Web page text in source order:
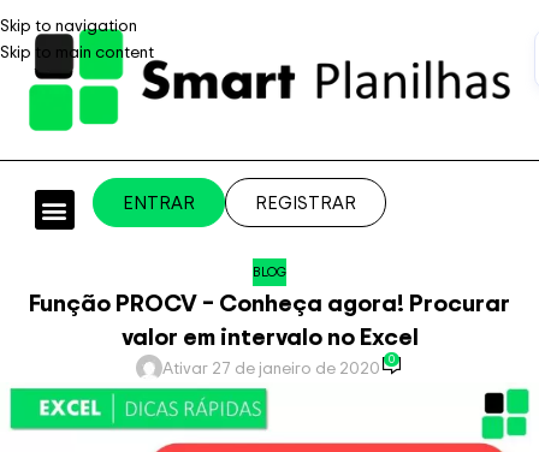
Skip to navigation
Skip to main content
ENTRAR REGISTRAR
BLOG
Função PROCV – Conheça agora! Procurar
valor em intervalo no Excel
Ativar 27 de janeiro de 2020 0